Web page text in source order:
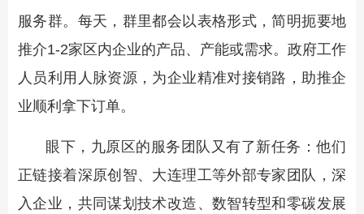
服务群。每天，群里都会以表格形式，简明扼要地
推介1-2家区内企业的产品、产能或需求。政府工作
人员利用人脉资源，为企业精准对接销路，助推企
业顺利拿下订单。
眼下，九原区的服务团队又有了新任务：他们
正链接着深原创智、大连理工等外部专家团队，深
入企业，共同谋划技术改造、数智转型和零碳发展